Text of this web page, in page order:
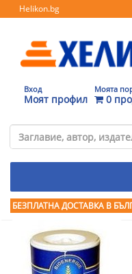
Helikon.bg
Вход
Моят профил
Моята
0
БЕЗПЛАТНА ДОСТАВКА В